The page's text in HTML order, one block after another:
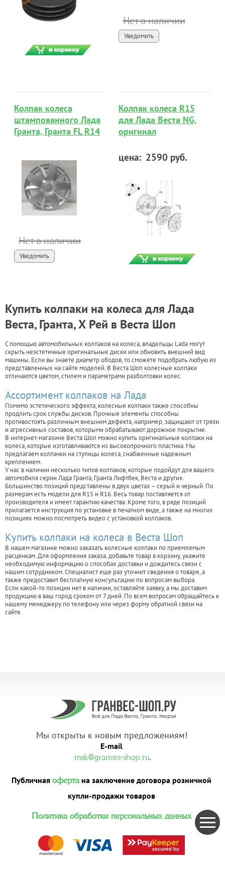
Нет в наличии
Уведомить
Колпак колеса
штампованного Лада
Гранта, Гранта FL R14
Нет в наличии
Уведомить
Колпак колеса R15
для Лада Веста NG,
оригинал
цена: 2590 руб.
Купить колпаки на колеса для Лада
Веста, Гранта, Х Рей в Веста Шоп
С помощью автомобильных колпаков на колеса, владельцы Lada могут
скрыть неэстетичные оригинальные диски или обновить внешний вид
машины. Если вы знаете диаметр ободов, то сможете подобрать любую из
представленных на сайте моделей. В Веста Шоп колесные колпаки
отличаются цветом, стилем и параметрами разболтовки колес.
Ассортимент колпаков на Лада
Помимо эстетического эффекта, колесные колпаки также способны
продлить срок службы дисков. Прочные элементы способны
противостоять различным внешним дефекта, например, защищают от грязи
и агрессивных составов, которыми обрабатывают дорожное покрытие.
В интернет-магазине Веста Шоп можно купить оригинальные колпаки на
колеса, которые изготавливаются из высокопрочного пластика. Мы
предлагаем колпачки на ступицы колеса, снабженные надежным
креплением.
У нас в наличии несколько типов колпаков, которые подойдут для вашего
автомобиля серии Лада Гранта, Гранта Лифтбек, Веста и других.
Большинство позиций представлены в двух цветах – серый и черный. По
размерам есть модели для R15 и R16. Весь товар поставляется от
производителя и имеет гарантию качества. Кроме того, в ряде позиций
прилагается инструкция по установке в печатном виде, а также на многих
позициях можно посмотреть видео с установкой колпаков.
Купить колпаки на колеса в Веста Шоп
В нашем магазине можно заказать колесные колпаки по приемлемым
расценкам. Для оформления заказа, добавьте товар в корзину, укажите
необходимую информацию о способах доставки и дождитесь связи с
нашим сотрудником. Специалист еще раз уточнит сведения о товаре, а
также предоставит бесплатную консультацию по вопросам выбора.
Если какой-то позиции нет в наличии, оставляйте заявку, а мы доставим
продукцию в ваш город сроком от 7 дней. По всем вопросам обращайтесь к
нашему менеджеру по телефону или через форму обратной связи на
сайте.
Мы открыты к новым предложениям!
E-mail
msk@granves-shop.ru.
Публичная офертана заключение договора розничной
купли-продажи товаров
Политика обработки персональных данных